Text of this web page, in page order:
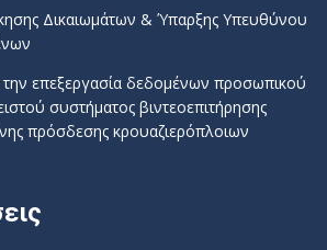
Δικαιωμάτων & Ύπαρξης Υπευθύνου
επεξεργασία δεδομένων προσωπικού
συστήματος βιντεοεπιτήρησης
πρόσδεσης κρουαζιερόπλοιων